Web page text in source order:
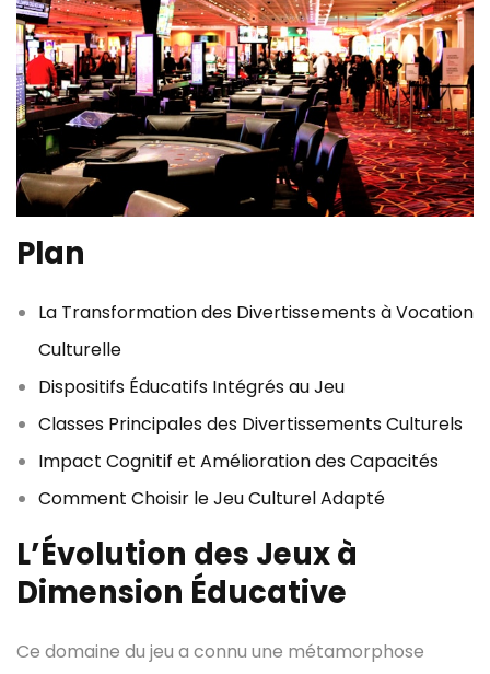
Plan
La Transformation des Divertissements à Vocation
Culturelle
Dispositifs Éducatifs Intégrés au Jeu
Classes Principales des Divertissements Culturels
Impact Cognitif et Amélioration des Capacités
Comment Choisir le Jeu Culturel Adapté
L’Évolution des Jeux à
Dimension Éducative
Ce domaine du jeu a connu une métamorphose